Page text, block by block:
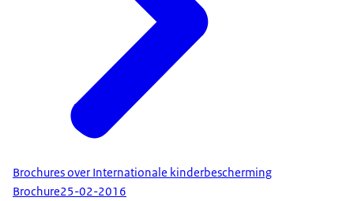
Brochures over Internationale kinderbescherming
Brochure25-02-2016